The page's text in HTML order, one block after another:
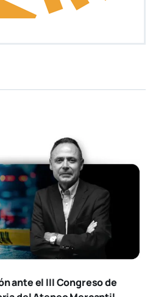
ante el III Congreso de